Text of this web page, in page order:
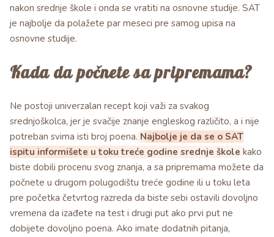
nakon srednje škole i onda se vratiti na osnovne studije. SAT
je najbolje da polažete par meseci pre samog upisa na
osnovne studije.
Kada da počnete sa pripremama?
Ne postoji univerzalan recept koji važi za svakog
srednjoškolca, jer je svačije znanje engleskog različito, a i nije
potreban svima isti broj poena. Najbolje je da se o SAT
ispitu informišete u toku treće godine srednje škole kako
biste dobili procenu svog znanja, a sa pripremama možete da
počnete u drugom polugodištu treće godine ili u toku leta
pre početka četvrtog razreda da biste sebi ostavili dovoljno
vremena da izađete na test i drugi put ako prvi put ne
dobijete dovoljno poena. Ako imate dodatnih pitanja,